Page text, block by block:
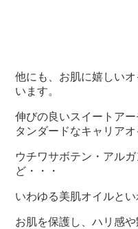
他にも、お肌に嬉しい
います。
伸びの良いスイートア
タンダードなキャリア
ウチワサボテン・アル
ど・・・
いわゆる美肌オイルと
お肌を保護し、ハリ感